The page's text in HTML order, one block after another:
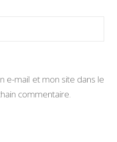
e-mail et mon site dans le
commentaire.